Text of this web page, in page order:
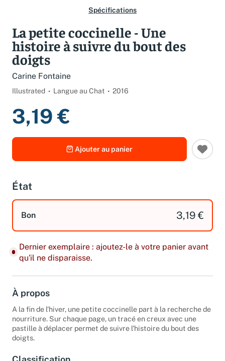
Spécifications
La petite coccinelle - Une
histoire à suivre du bout des
doigts
Carine Fontaine
Illustrated Langue au Chat 2016
3,19 €
Ajouter au panier
État
Bon 3,19 €
Dernier exemplaire : ajoutez-le à votre panier avant
qu'il ne disparaisse.
À propos
A la fin de l'hiver, une petite coccinelle part à la recherche de
nourriture. Sur chaque page, un tracé en creux avec une
pastille à déplacer permet de suivre l'histoire du bout des
doigts.